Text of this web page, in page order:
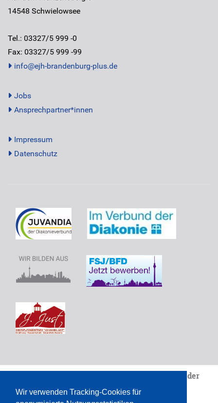
Wir verwenden Tracking-Cookies für
14548 Schwielowsee
Tel.: 03327/5 999 -0
Fax: 03327/5 999 -99
info@ejh-brandenburg-plus.de
Jobs
Ansprechpartner*innen
Impressum
Datenschutz
Juvandia - der
Diakonieverbunde.V.